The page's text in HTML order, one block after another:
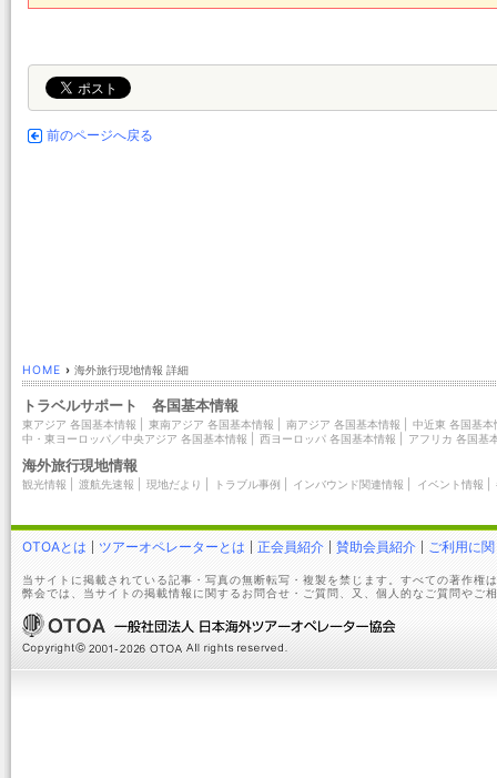
前のページへ戻る
HOME › 海外旅行現地情報 詳細
トラベルサポート 各国基本情報
東アジア 各国基本情報 東南アジア 各国基本情報 南アジア 各国基本情報
中近東 各国基本
中・東ヨーロッパ／中央アジア 各国基本情報
西ヨーロッパ 各国基本情報 アフリカ 各国基
海外旅行現地情報
観光情報 渡航先速報 現地だより トラブル事例 インバウンド関連情報 イベント情報
OTOAとは ツアーオペレーターとは 正会員紹介 賛助会員紹介 ご利用に
当サイトに掲載されている記事・写真の無断転写・複製を禁じます。すべての著作権
弊会では、当サイトの掲載情報に関するお問合せ・ご質問、又、個人的なご質問やご